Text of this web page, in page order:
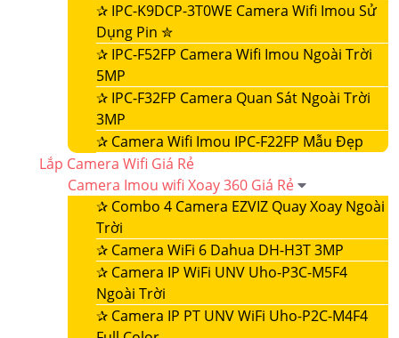
✰ IPC-K9DCP-3T0WE Camera Wifi Imou Sử
Dụng Pin ✮
✰ IPC-F52FP Camera Wifi Imou Ngoài Trời
5MP
✰ IPC-F32FP Camera Quan Sát Ngoài Trời
3MP
✰ Camera Wifi Imou IPC-F22FP Mẫu Đẹp
Lắp Camera Wifi Giá Rẻ
Camera Imou wifi Xoay 360 Giá Rẻ
✰ Combo 4 Camera EZVIZ Quay Xoay Ngoài
Trời
✰ Camera WiFi 6 Dahua DH-H3T 3MP
✰ Camera IP WiFi UNV Uho-P3C-M5F4
Ngoài Trời
✰ Camera IP PT UNV WiFi Uho-P2C-M4F4